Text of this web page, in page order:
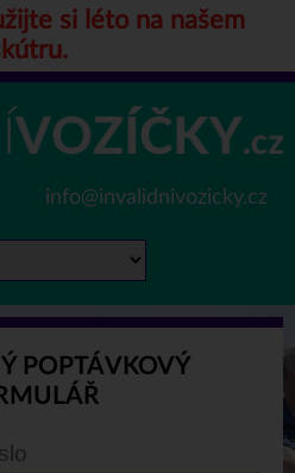
si léto na našem
info@invalidnivozicky.cz
POPTÁVKOVÝ